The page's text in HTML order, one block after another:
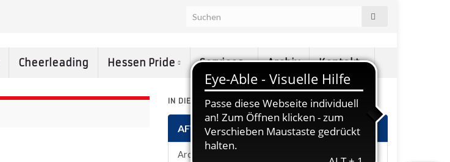
Cheerleading Hessen Pride Services Archiv Kontakt
IN DIESEM ABSCHNITT
AFVD-Plugin
Archiv News